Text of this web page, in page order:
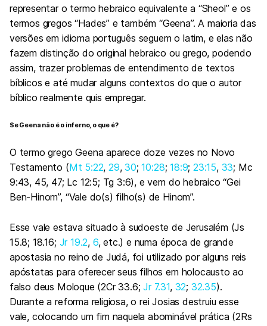
representar o termo hebraico equivalente a “Sheol” e os
termos gregos “Hades” e também “Geena”. A maioria das
versões em idioma português seguem o latim, e elas não
fazem distinção do original hebraico ou grego, podendo
assim, trazer problemas de entendimento de textos
bíblicos e até mudar alguns contextos do que o autor
bíblico realmente quis empregar.
Se Geena não é o inferno, o que é?
O termo grego Geena aparece doze vezes no Novo
Testamento (Mt 5:22, 29,30;10:28;18:9;23:15, 33; Mc
9:43, 45, 47; Lc 12:5; Tg 3:6), e vem do hebraico “Gei
Ben-Hinom”, “Vale do(s) filho(s) de Hinom”.
Esse vale estava situado à sudoeste de Jerusalém (Js
15.8; 18.16; Jr 19.2, 6, etc.) e numa época de grande
apostasia no reino de Judá, foi utilizado por alguns reis
apóstatas para oferecer seus filhos em holocausto ao
falso deus Moloque (2Cr 33.6;Jr 7.31, 32; 32.35).
Durante a reforma religiosa, o rei Josias destruiu esse
vale, colocando um fim naquela abominável prática (2Rs